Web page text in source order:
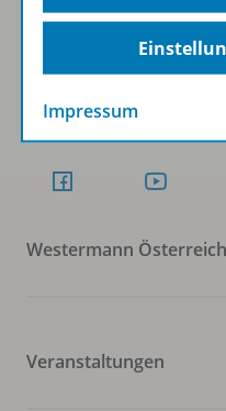
Westermann Österreich
Veranstaltungen
Impressum